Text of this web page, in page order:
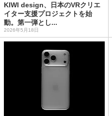
KIWI design、日本のVRクリエ
イター支援プロジェクトを始
動。第一弾とし...
2026年5月18日